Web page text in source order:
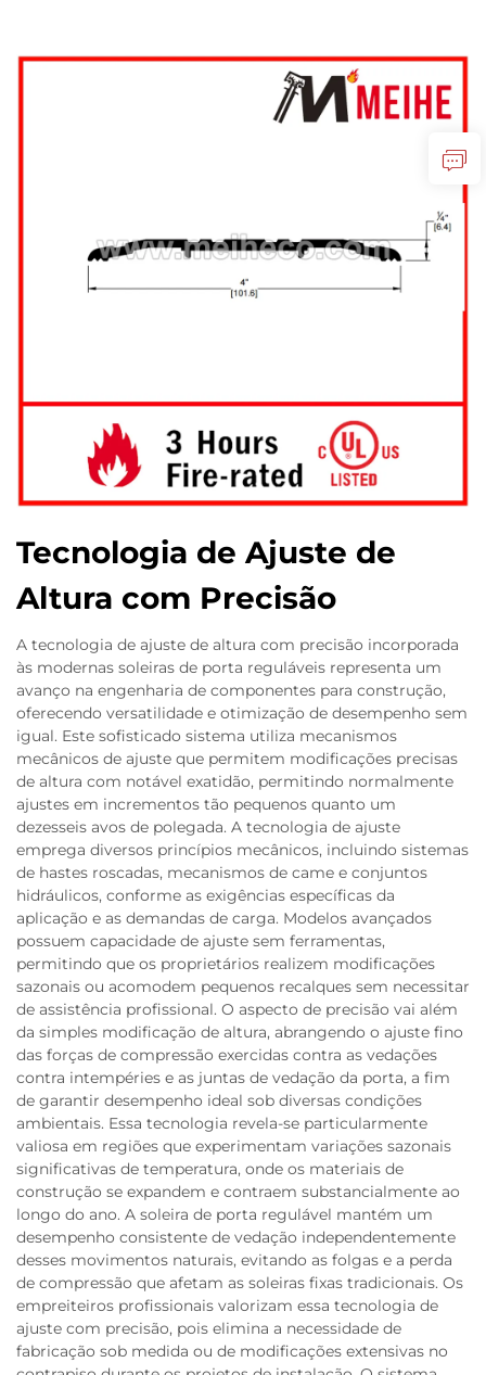
Tecnologia de Ajuste de
Altura com Precisão
A tecnologia de ajuste de altura com precisão incorporada
às modernas soleiras de porta reguláveis representa um
avanço na engenharia de componentes para construção,
oferecendo versatilidade e otimização de desempenho sem
igual. Este sofisticado sistema utiliza mecanismos
mecânicos de ajuste que permitem modificações precisas
de altura com notável exatidão, permitindo normalmente
ajustes em incrementos tão pequenos quanto um
dezesseis avos de polegada. A tecnologia de ajuste
emprega diversos princípios mecânicos, incluindo sistemas
de hastes roscadas, mecanismos de came e conjuntos
hidráulicos, conforme as exigências específicas da
aplicação e as demandas de carga. Modelos avançados
possuem capacidade de ajuste sem ferramentas,
permitindo que os proprietários realizem modificações
sazonais ou acomodem pequenos recalques sem necessitar
de assistência profissional. O aspecto de precisão vai além
da simples modificação de altura, abrangendo o ajuste fino
das forças de compressão exercidas contra as vedações
contra intempéries e as juntas de vedação da porta, a fim
de garantir desempenho ideal sob diversas condições
ambientais. Essa tecnologia revela-se particularmente
valiosa em regiões que experimentam variações sazonais
significativas de temperatura, onde os materiais de
construção se expandem e contraem substancialmente ao
longo do ano. A soleira de porta regulável mantém um
desempenho consistente de vedação independentemente
desses movimentos naturais, evitando as folgas e a perda
de compressão que afetam as soleiras fixas tradicionais. Os
empreiteiros profissionais valorizam essa tecnologia de
ajuste com precisão, pois elimina a necessidade de
fabricação sob medida ou de modificações extensivas no